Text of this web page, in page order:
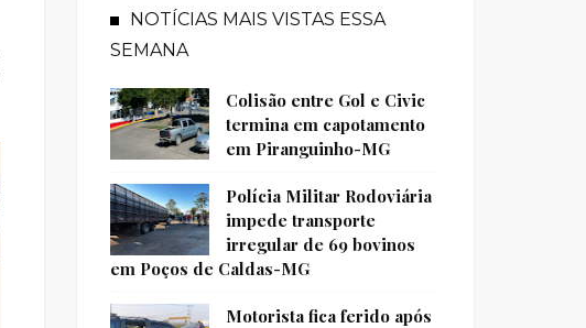
NOTÍCIAS MAIS VISTAS ESSA
SEMANA
Colisão entre Gol e Civic
termina em capotamento
em Piranguinho-MG
Polícia Militar Rodoviária
impede transporte
irregular de 69 bovinos
em Poços de Caldas-MG
Motorista fica ferido após